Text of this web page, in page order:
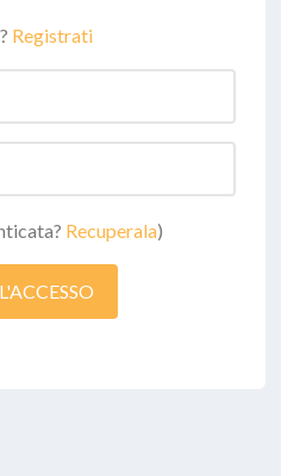
Registrati
Recuperala)